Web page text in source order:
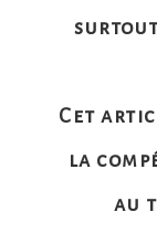
surtout
Cet
la
au